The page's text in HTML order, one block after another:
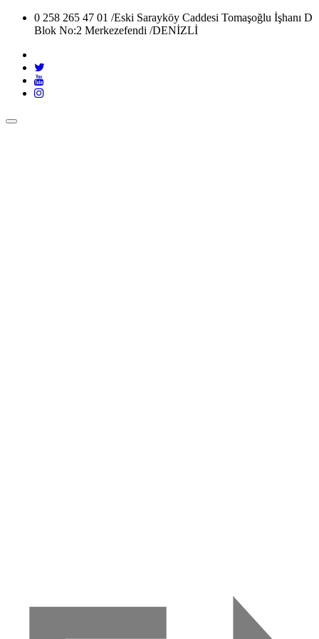
0 258 265 47 01 /Eski Sarayköy Caddesi Tomaşoğlu İşhanı D
Blok No:2 Merkezefendi /DENİZLİ